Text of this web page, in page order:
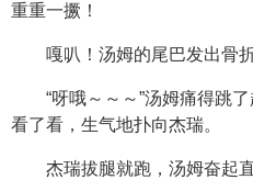
重重一撅！
嘎叭！汤姆的尾巴发出骨
“呀哦～～～”汤姆痛得跳
看了看，生气地扑向杰瑞。
杰瑞拔腿就跑，汤姆奋起直